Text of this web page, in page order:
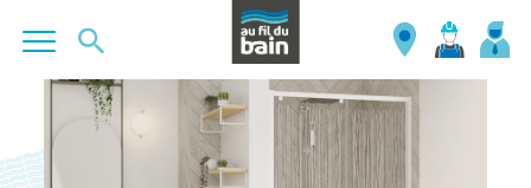
contenu
principal